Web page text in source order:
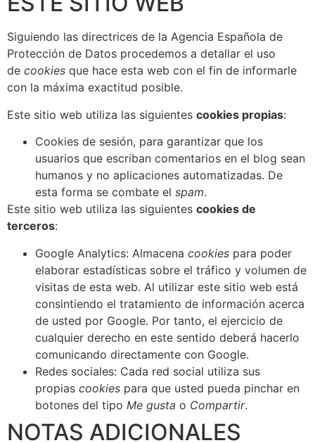
Siguiendo las directrices de la Agencia Española de
Protección de Datos procedemos a detallar el uso
de cookies que hace esta web con el fin de informarle
con la máxima exactitud posible.
Este sitio web utiliza las siguientes cookies propias:
Cookies de sesión, para garantizar que los
usuarios que escriban comentarios en el blog sean
humanos y no aplicaciones automatizadas. De
esta forma se combate el spam.
Este sitio web utiliza las siguientes cookies de
terceros:
Google Analytics: Almacena cookies para poder
elaborar estadísticas sobre el tráfico y volumen de
visitas de esta web. Al utilizar este sitio web está
consintiendo el tratamiento de información acerca
de usted por Google. Por tanto, el ejercicio de
cualquier derecho en este sentido deberá hacerlo
comunicando directamente con Google.
Redes sociales: Cada red social utiliza sus
propias cookies para que usted pueda pinchar en
botones del tipo Me gusta o Compartir.
NOTAS ADICIONALES